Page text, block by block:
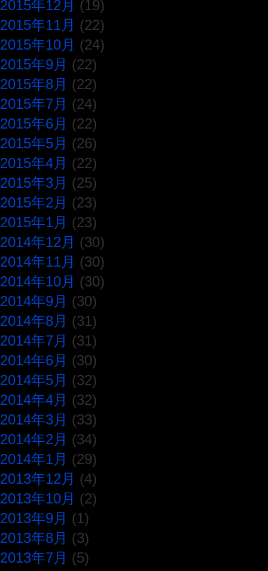
2015年12月 (19)
2015年11月 (22)
2015年10月 (24)
2015年9月 (22)
2015年8月 (22)
2015年7月 (24)
2015年6月 (22)
2015年5月 (26)
2015年4月 (22)
2015年3月 (25)
2015年2月 (23)
2015年1月 (23)
2014年12月 (30)
2014年11月 (30)
2014年10月 (30)
2014年9月 (30)
2014年8月 (31)
2014年7月 (31)
2014年6月 (30)
2014年5月 (32)
2014年4月 (32)
2014年3月 (33)
2014年2月 (34)
2014年1月 (29)
2013年12月 (4)
2013年10月 (2)
2013年9月 (1)
2013年8月 (3)
2013年7月 (5)